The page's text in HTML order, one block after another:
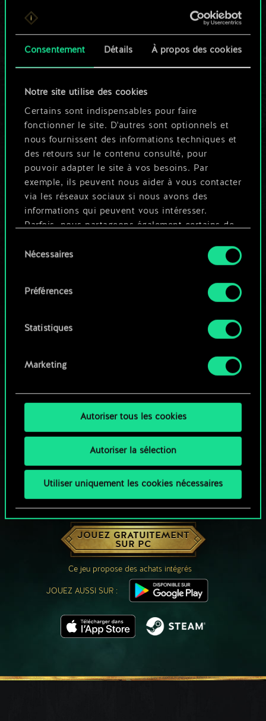
Consentement Détails À propos des cookies
Notre site utilise des cookies
Certains sont indispensables pour faire
fonctionner le site. D'autres sont optionnels et
nous fournissent des informations techniques et
des retours sur le contenu consulté, pour
pouvoir adapter le site à vos besoins. Par
exemple, ils peuvent nous aider à vous contacter
via les réseaux sociaux si nous avons des
informations qui peuvent vous intéresser.
Parfois, nous partageons également certains de
ces cookies optionnels ne seront appliqués
Vous pouvez consulter tous les détails sur notre
préférences dans le menu "Paramètres" ci-
duNécessaires
Préférences
Statistiques
Marketing
Autoriser tous les cookies
Autoriser la sélection
Utiliser uniquement les cookies nécessaires
Pour l'instant, ce
n'est qu'un jeu de
cartes partagé.
Mais cela peut être
tellement plus !
Nommer ce jeu et créer un guide
UNE PETITE PARTIE DE GWENT ?
JOUEZ GRATUITEMENT
SUR PC
Ce jeu propose des achats intégrés
JOUEZ AUSSI SUR :